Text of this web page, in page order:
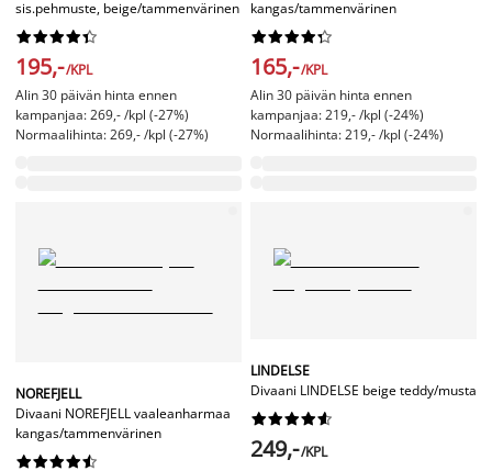
sis.pehmuste, beige/tammenvärinen






195,-/KPL
Alin 30 päivän hinta ennen
kampanjaa: 269,- /kpl (-27%)
Normaalihinta: 269,- /kpl (-27%)
kangas/tammenvärinen






165,-/KPL
Alin 30 päivän hinta ennen
kampanjaa: 219,- /kpl (-24%)
Normaalihinta: 219,- /kpl (-24%)
NOREFJELL
Divaani NOREFJELL vaaleanharmaa
kangas/tammenvärinen






LINDELSE
Divaani LINDELSE beige teddy/musta






249,-/KPL